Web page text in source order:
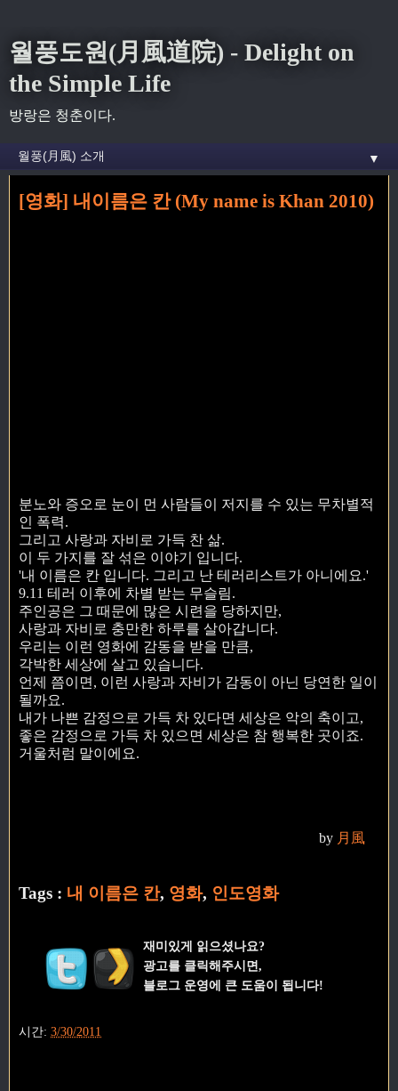
월풍도원(月風道院) - Delight on
the Simple Life
방랑은 청춘이다.
▼
» 3월 2011
[영화] 내이름은 칸 (My name is Khan 2010)
분노와 증오로 눈이 먼 사람들이 저지를 수 있는 무차별적
인 폭력.
그리고 사랑과 자비로 가득 찬 삶.
이 두 가지를 잘 섞은 이야기 입니다.
'내 이름은 칸 입니다. 그리고 난 테러리스트가 아니에요.'
9.11 테러 이후에 차별 받는 무슬림.
주인공은 그 때문에 많은 시련을 당하지만,
사랑과 자비로 충만한 하루를 살아갑니다.
우리는 이런 영화에 감동을 받을 만큼,
각박한 세상에 살고 있습니다.
언제 쯤이면, 이런 사랑과 자비가 감동이 아닌 당연한 일이
될까요.
내가 나쁜 감정으로 가득 차 있다면 세상은 악의 축이고,
좋은 감정으로 가득 차 있으면 세상은 참 행복한 곳이죠.
거울처럼 말이에요.
by 月風
Tags : 내 이름은 칸, 영화, 인도영화
재미있게 읽으셨나요?
광고를 클릭해주시면,
블로그 운영에 큰 도움이 됩니다!
시간: 3/30/2011